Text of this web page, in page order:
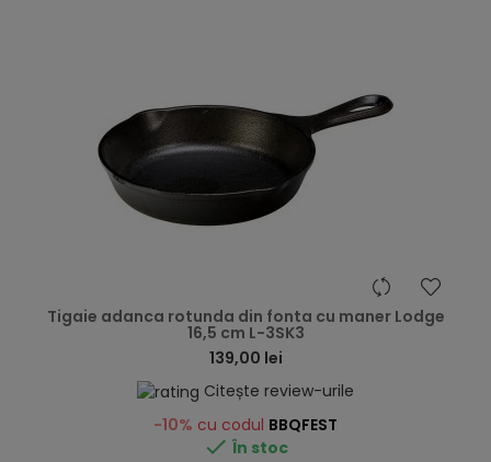
Tigaie adanca rotunda din fonta cu maner Lodge
16,5 cm L-3SK3
139,00 lei
Citește review-urile
-10% cu codul BBQFEST
 În stoc